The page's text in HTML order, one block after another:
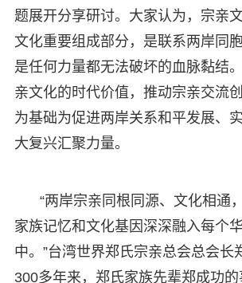
题展开分享研讨。大家认为，宗亲
文化重要组成部分，是联系两岸同
是任何力量都无法破坏的血脉黏结
亲文化的时代价值，推动宗亲交流
为基础为促进两岸关系和平发展、
大复兴汇聚力量。
“两岸宗亲同根同源、文化相通
家族记忆和文化基因深深融入每个
中。”台湾世界郑氏宗亲总会总会长
300多年来，郑氏家族先辈郑成功